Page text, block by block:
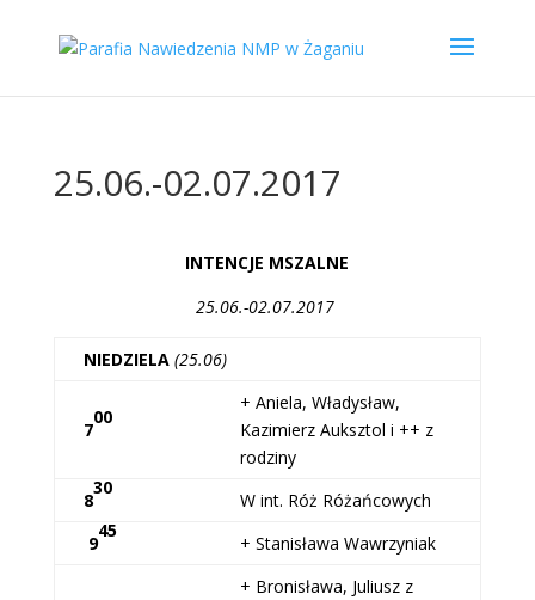
25.06.-02.07.2017
INTENCJE MSZALNE
25.06.-02.07.2017
NIEDZIELA (25.06)
7
00
+ Aniela, Władysław,
Kazimierz Auksztol i ++ z
rodziny
8
30
W int. Róż Różańcowych
9
45
+ Stanisława Wawrzyniak
+ Bronisława, Juliusz z